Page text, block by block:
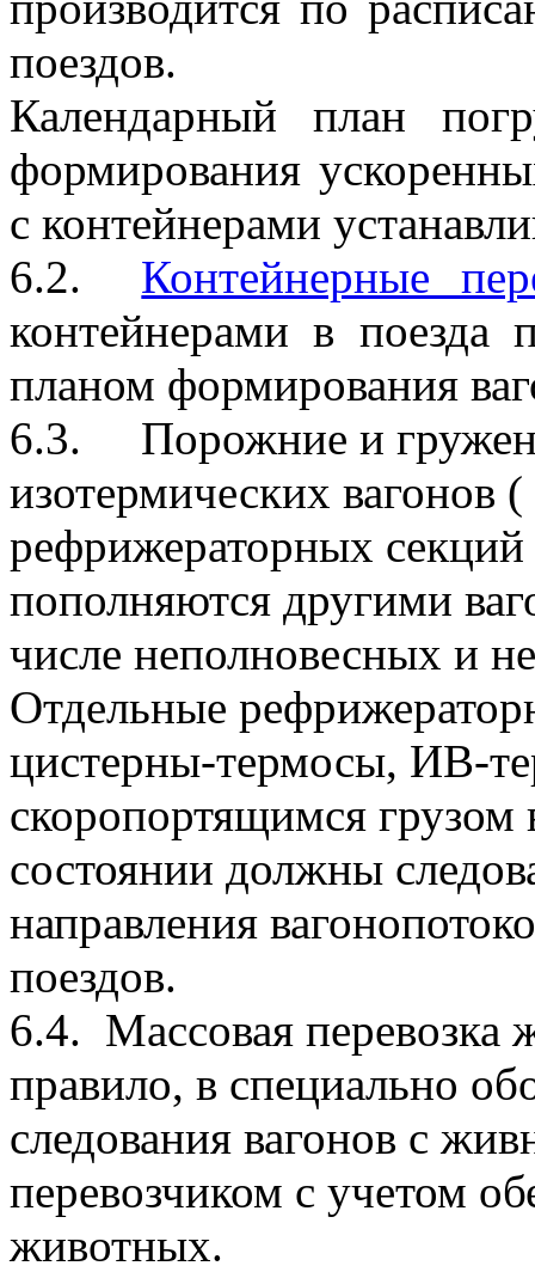
поездов.
Календарный план
формирования
с контейнерами
6.2. Контейнерные
контейнерами в поезда
планом формирования
6.3. Порожние и
изотермических вагонов
рефрижераторных секций
пополняются другими
числе неполновесных и
Отдельные
цистерны-термосы, ИВ-
скоропортящимся
состоянии должны
направления
поездов.
6.4. Массовая перевозка
правило, в специально
следования вагонов с
перевозчиком с учетом
животных.